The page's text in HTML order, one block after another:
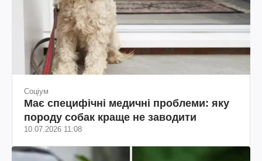
Соціум
Має специфічні медичні проблеми: яку
породу собак краще не заводити
10.07.2026 11:08